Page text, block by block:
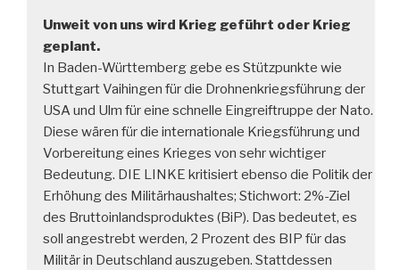
Unweit von uns wird Krieg geführt oder Krieg
geplant.
In Baden-Württemberg gebe es Stützpunkte wie
Stuttgart Vaihingen für die Drohnenkriegsführung der
USA und Ulm für eine schnelle Eingreiftruppe der Nato.
Diese wären für die internationale Kriegsführung und
Vorbereitung eines Krieges von sehr wichtiger
Bedeutung. DIE LINKE kritisiert ebenso die Politik der
Erhöhung des Militärhaushaltes; Stichwort: 2%-Ziel
des Bruttoinlandsproduktes (BiP). Das bedeutet, es
soll angestrebt werden, 2 Prozent des BIP für das
Militär in Deutschland auszugeben. Stattdessen